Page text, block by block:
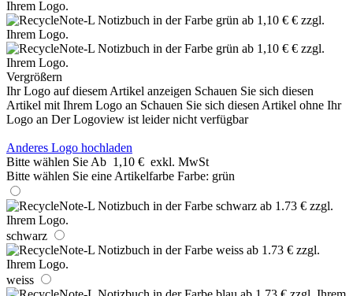
Vergrößern
Ihr Logo auf diesem Artikel anzeigen Schauen Sie sich diesen
Artikel mit Ihrem Logo an Schauen Sie sich diesen Artikel ohne Ihr
Logo an Der Logoview ist leider nicht verfügbar
Anderes Logo hochladen
Bitte wählen Sie Ab 1,10 € exkl. MwSt
Bitte wählen Sie eine Artikelfarbe Farbe: grün
schwarz
weiss